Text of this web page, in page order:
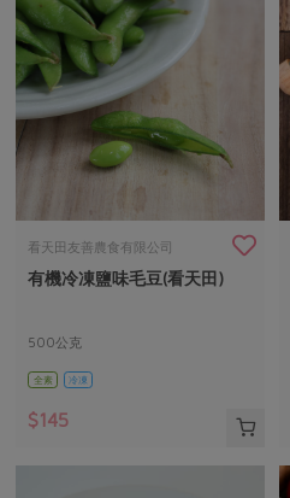
看天田友善農食有限公司
有機冷凍鹽味毛豆(看天田)
500公克
全素 冷凍
$145